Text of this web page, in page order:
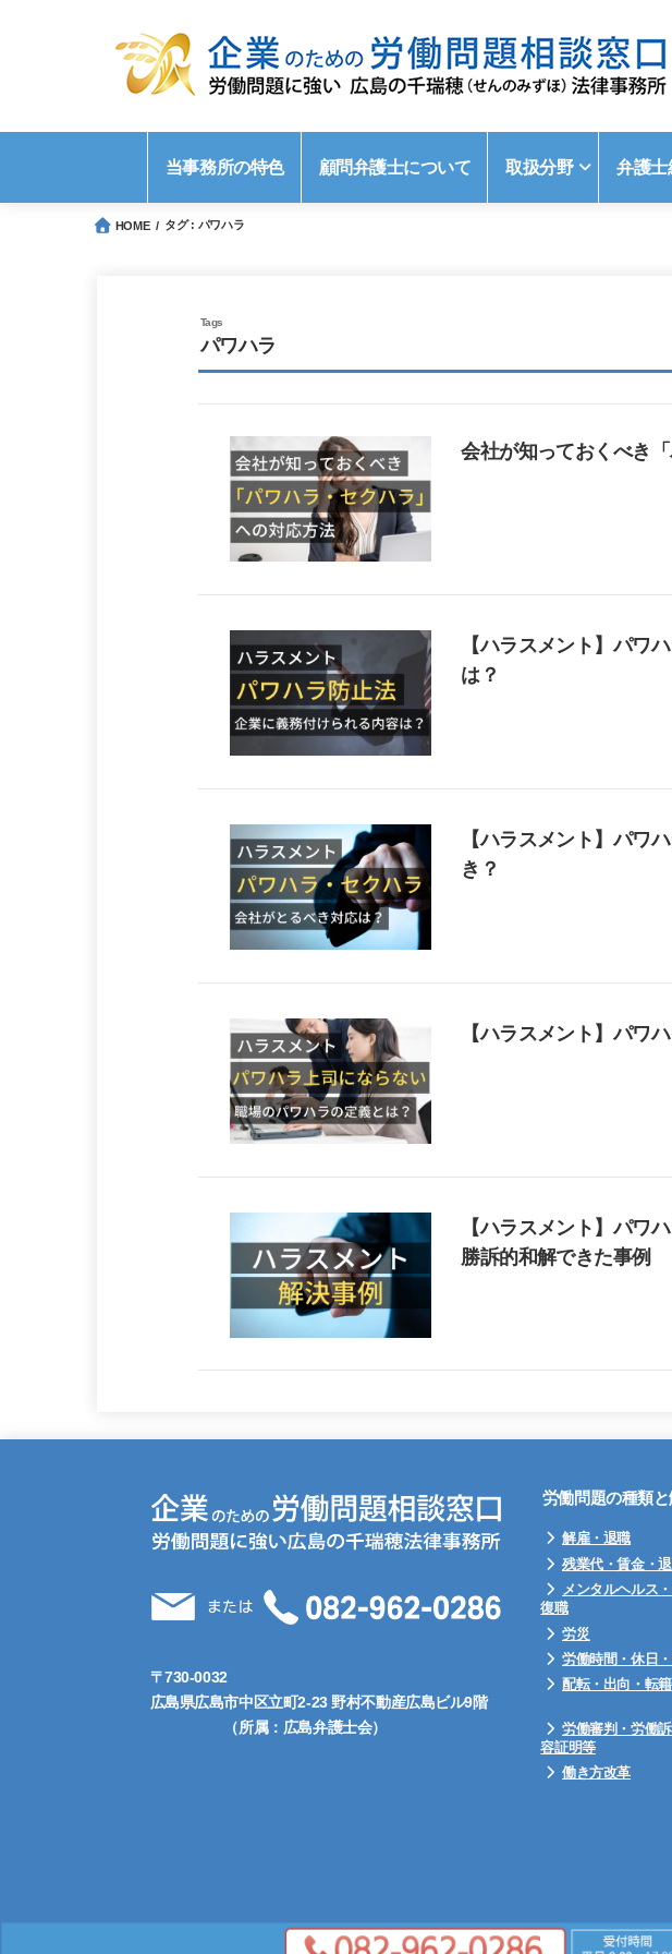
当事務所の特色 顧問弁護士について 取扱分野 弁護
HOME タグ : パワハラ
パワハラ
会社が知っておくべき
【ハラスメント】パワ
は？
【ハラスメント】パワ
き？
【ハラスメント】パワ
【ハラスメント】パワ
勝訴的和解できた事例
〒730-0032
広島県広島市中区立町2-23 野村不動産広島ビル9階
（所属：広島弁護士会）
労働問題の種類
解雇・退職
残業代・賃金・
メンタルヘルス・
復職
労災
労働時間・休日
配転・出向・転籍
労働審判・労働
容証明等
働き方改革
©Copyright 2026企業のため